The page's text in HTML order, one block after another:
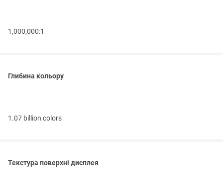
1,000,000:1
Глибина кольору
1.07 billion colors
Текстура поверхні дисплея